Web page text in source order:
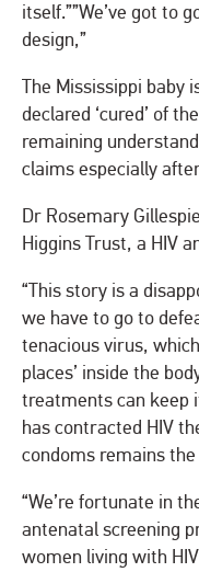
itself.””We’ve got to
design,”
The Mississippi baby
declared ‘cured’ of
remaining
claims especially
Dr Rosemary
Higgins Trust, a HIV
“This story is a
we have to go to
tenacious virus,
places’ inside the
treatments can keep
has contracted HIV
condoms remains
“We’re fortunate in
antenatal screening
women living with